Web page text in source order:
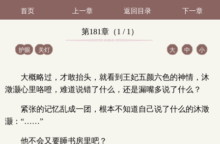
首页 上一章 返回目录 下一章
第181章（1 / 1）
护眼 关灯 大 中 小
大概略过，才敢抬头，就看到王妃五颜六色的神情，沐
澂灏心里咯噔，难道说错了什么，还是漏嘴多说了什么？
紧张的记忆乱成一团，根本不知道自己说了什么的沐澂
灏：“……”
他不会又要睡书房里吧？